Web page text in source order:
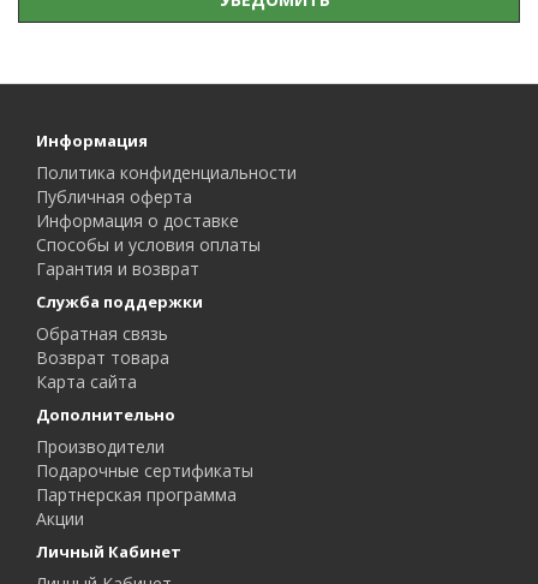
Информация
Политика конфиденциальности
Публичная оферта
Информация о доставке
Способы и условия оплаты
Гарантия и возврат
Служба поддержки
Обратная связь
Возврат товара
Карта сайта
Дополнительно
Производители
Подарочные сертификаты
Партнерская программа
Акции
Личный Кабинет